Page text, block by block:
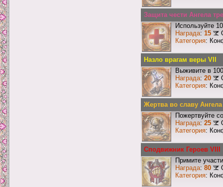
Защита чести Ангела
Используйте
Награда: 15
Категория:
Назло врагам веры VII
Выживите в
Награда: 20
Категория:
Жертва во славу
Пожертвуйте
Награда: 25
Категория:
Сподвижник Героев VIII
Примите
Награда: 80
Категория: